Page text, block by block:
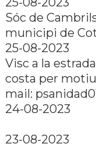
Sóc de
municipi de
25-08-2023
Visc a la
costa per
mail:
24-08-2023
23-08-2023